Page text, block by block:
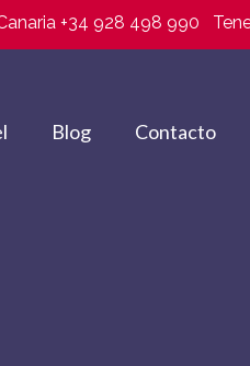
+34 928 498 990
Blog Contacto